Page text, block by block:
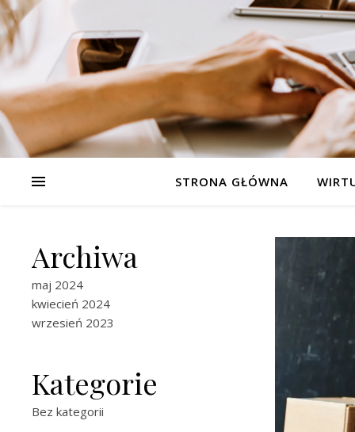
STRONA GŁÓWNA
Archiwa
maj 2024
kwiecień 2024
wrzesień 2023
Kategorie
Bez kategorii